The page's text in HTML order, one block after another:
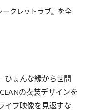
ークレットラブ』を全
ひょんな縁から世間
の衣装デザインを
ブ映像を見返すな